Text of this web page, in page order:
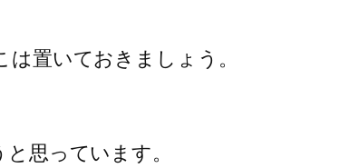
置いておきましょう。
思っています。